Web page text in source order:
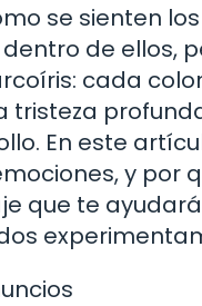
se sienten
de ellos,
cada
En este
y por
que te